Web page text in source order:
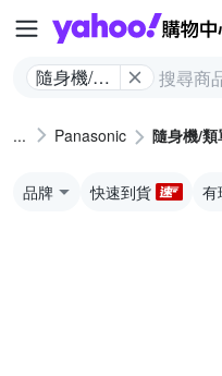
隨身機/類
Panasonic 隨身機/類
品牌 快速到貨 有